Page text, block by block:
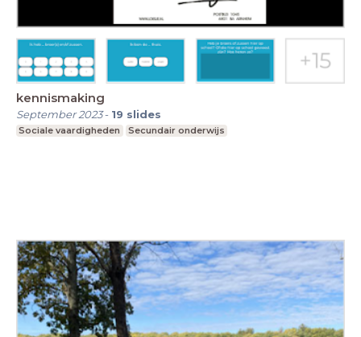
kennismaking
September 2023- 19 slides
Sociale vaardigheden Secundair onderwijs